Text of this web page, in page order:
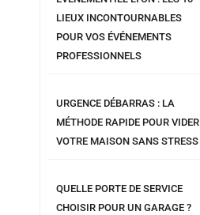
LIEUX INCONTOURNABLES
POUR VOS ÉVÉNEMENTS
PROFESSIONNELS
URGENCE DÉBARRAS : LA
MÉTHODE RAPIDE POUR VIDER
VOTRE MAISON SANS STRESS
QUELLE PORTE DE SERVICE
CHOISIR POUR UN GARAGE ?